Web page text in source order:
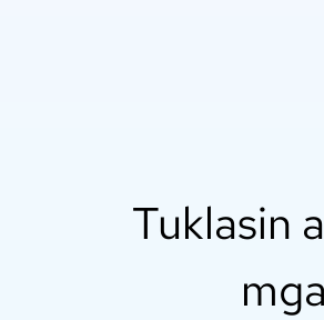
Tuklasin